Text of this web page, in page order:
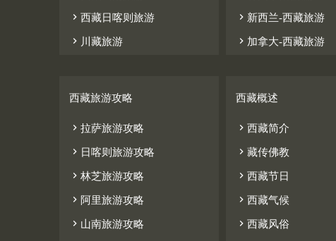
 西藏日喀则旅游
 川藏旅游
 新西兰-西藏旅游
 加拿大-西藏旅游
西藏旅游攻略
 拉萨旅游攻略
 日喀则旅游攻略
 林芝旅游攻略
 阿里旅游攻略
 山南旅游攻略
西藏概述
西藏简介
藏传佛教
西藏节日
西藏气候
西藏风俗